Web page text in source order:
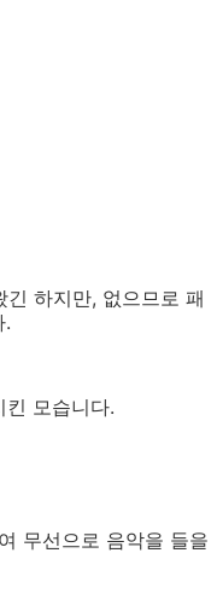
하지만, 없으므로 패
.
모습니다.
무선으로 음악을 들을